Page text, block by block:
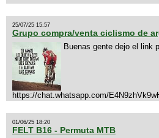
25/07/25 15:57
Grupo compra/venta ciclismo de
Buenas gente dejo el link
https://chat.whatsapp.com/
01/06/25 18:20
FELT B16 - Permuta MTB